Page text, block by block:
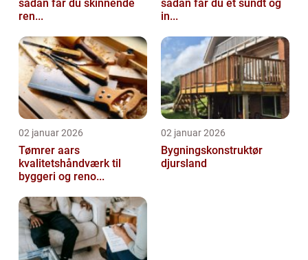
sådan får du skinnende
ren...
sådan får du et sundt og
in...
02 januar 2026
Tømrer aars
kvalitetshåndværk til
byggeri og reno...
02 januar 2026
Bygningskonstruktør
djursland